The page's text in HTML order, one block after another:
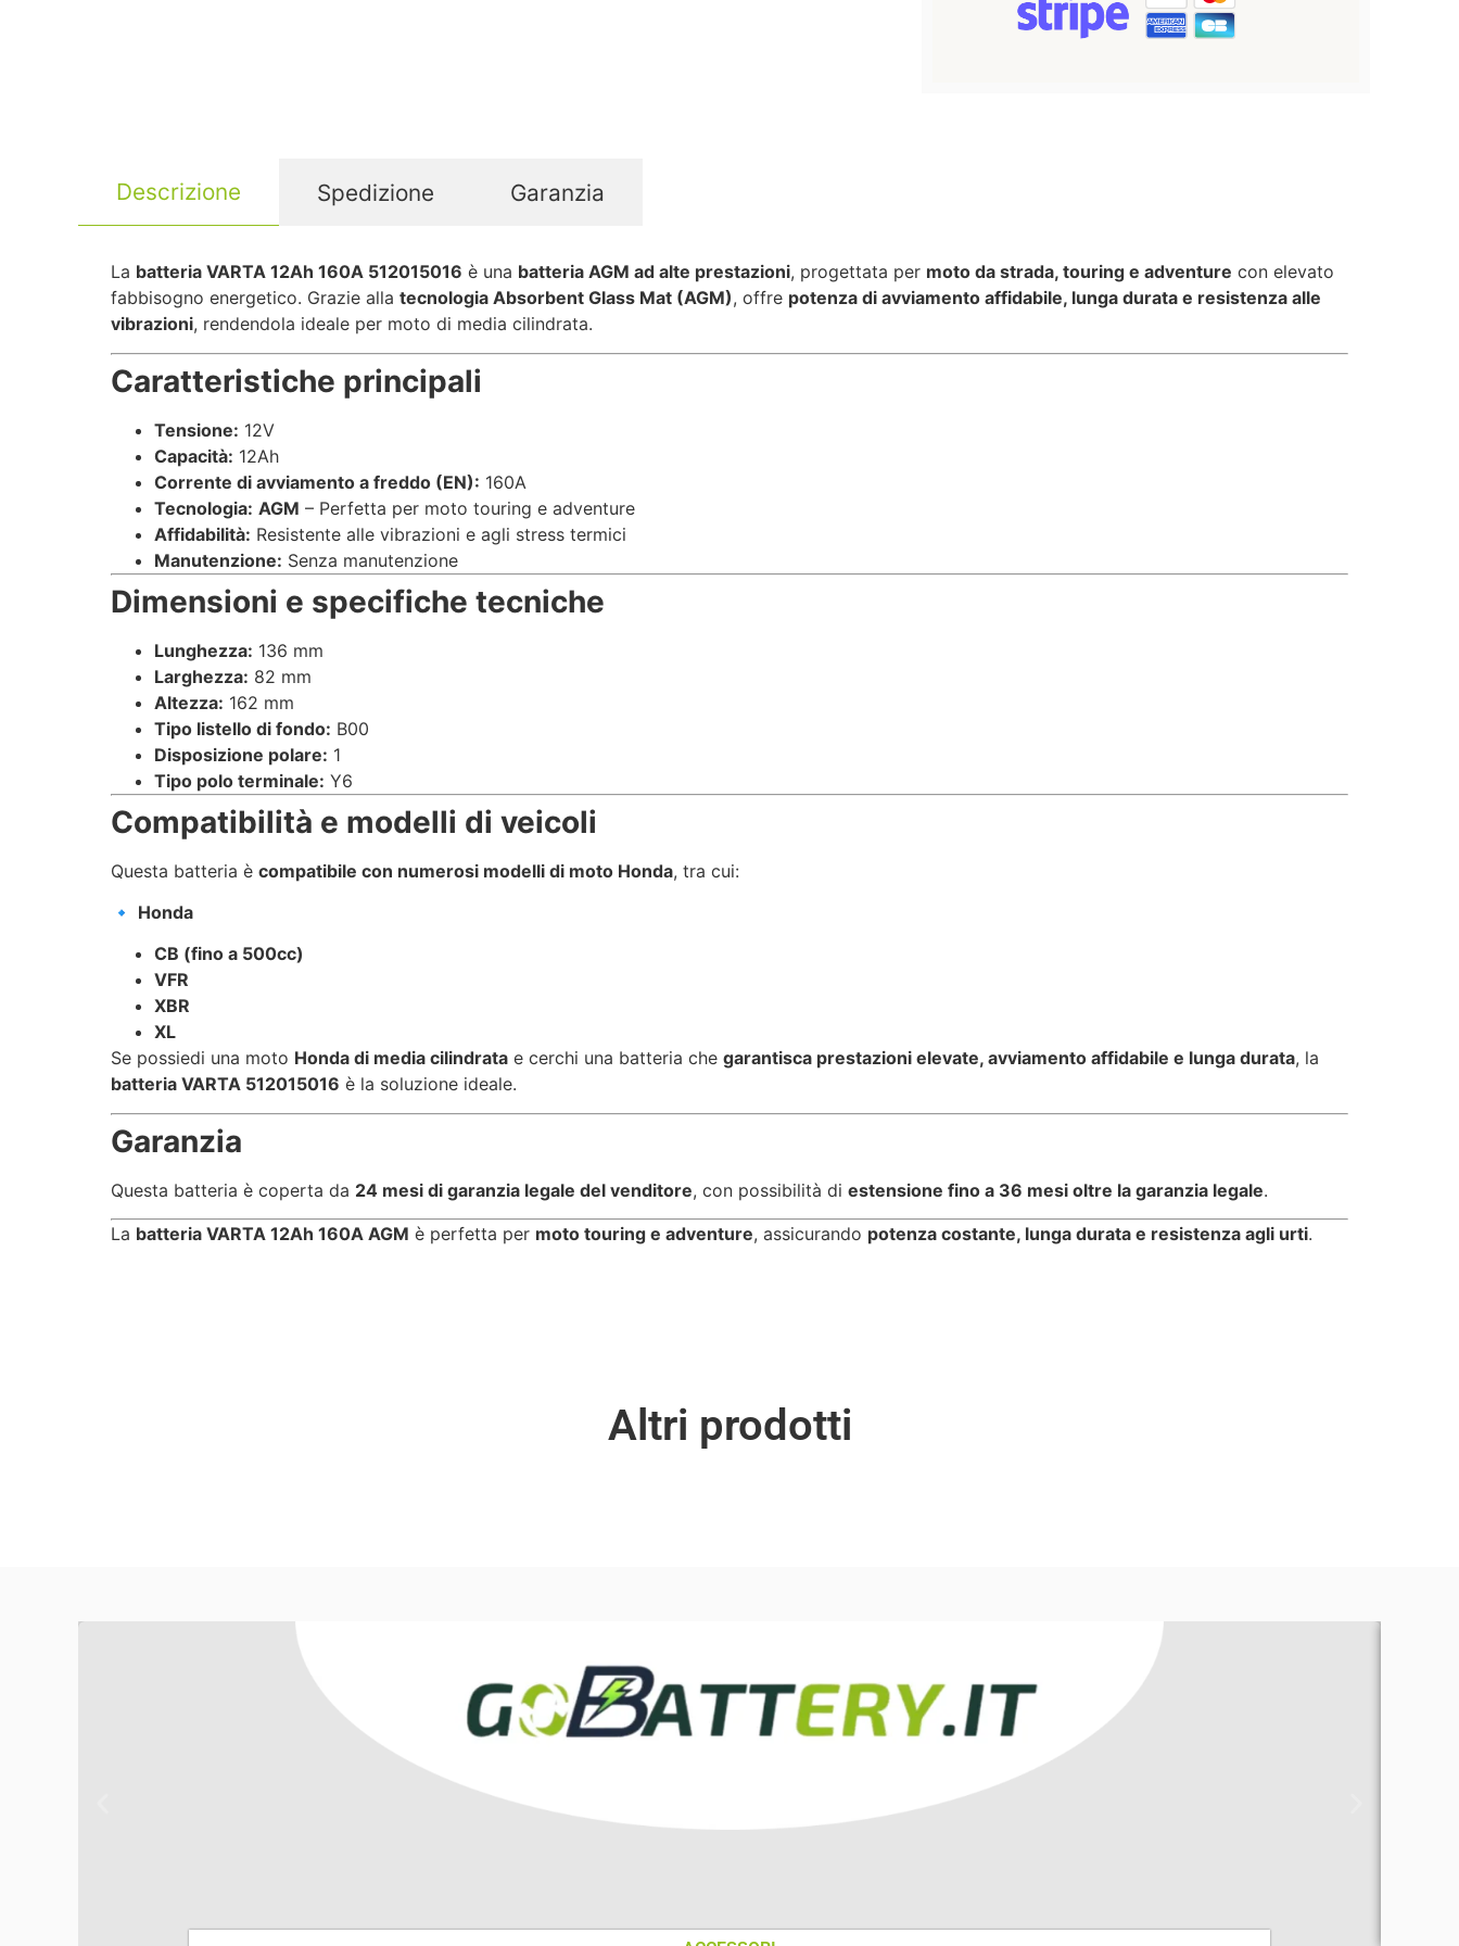
Descrizione Spedizione Garanzia
La batteria VARTA 12Ah 160A 512015016 è una batteria AGM ad alte prestazioni, progettata per moto da strada, touring e adventure con elevato
fabbisogno energetico. Grazie alla tecnologia Absorbent Glass Mat (AGM), offre potenza di avviamento affidabile, lunga durata e resistenza alle
vibrazioni, rendendola ideale per moto di media cilindrata.
Caratteristiche principali
Tensione: 12V
Capacità: 12Ah
Corrente di avviamento a freddo (EN): 160A
Tecnologia: AGM – Perfetta per moto touring e adventure
Affidabilità: Resistente alle vibrazioni e agli stress termici
Manutenzione: Senza manutenzione
Dimensioni e specifiche tecniche
Lunghezza: 136 mm
Larghezza: 82 mm
Altezza: 162 mm
Tipo listello di fondo: B00
Disposizione polare: 1
Tipo polo terminale: Y6
Compatibilità e modelli di veicoli
Questa batteria è compatibile con numerosi modelli di moto Honda, tra cui:
🔹 Honda
CB (fino a 500cc)
VFR
XBR
XL
Se possiedi una moto Honda di media cilindrata e cerchi una batteria che garantisca prestazioni elevate, avviamento affidabile e lunga durata, la
batteria VARTA 512015016 è la soluzione ideale.
Garanzia
Questa batteria è coperta da 24 mesi di garanzia legale del venditore, con possibilità di estensione fino a 36 mesi oltre la garanzia legale.
La batteria VARTA 12Ah 160A AGM è perfetta per moto touring e adventure, assicurando potenza costante, lunga durata e resistenza agli urti.
Altri prodotti